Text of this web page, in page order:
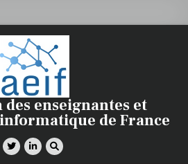
enseignantes et
de France